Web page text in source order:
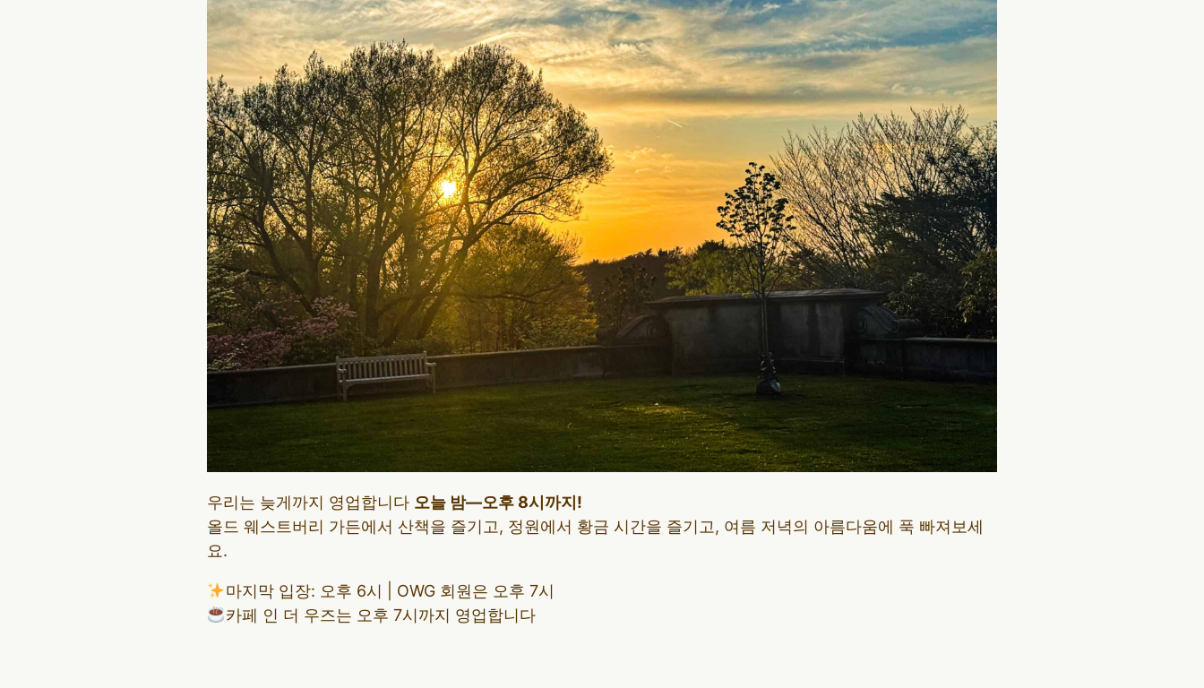
우리는 늦게까지 영업합니다 오늘 밤—오후 8시까지!
올드 웨스트버리 가든에서 산책을 즐기고, 정원에서 황금 시간을 즐기고, 여름 저녁의 아름다움에 푹 빠져보세
요.
마지막 입장: 오후 6시 | OWG 회원은 오후 7시
카페 인 더 우즈는 오후 7시까지 영업합니다